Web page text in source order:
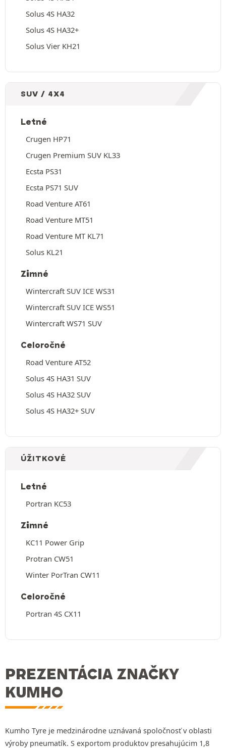
Solus 4S HA32
Solus 4S HA32+
Solus Vier KH21
SUV / 4X4
Letné
Crugen HP71
Crugen Premium SUV KL33
Ecsta PS31
Ecsta PS71 SUV
Road Venture AT61
Road Venture MT51
Road Venture MT KL71
Solus KL21
Zimné
Wintercraft SUV ICE WS31
Wintercraft SUV ICE WS51
Wintercraft WS71 SUV
Celoročné
Road Venture AT52
Solus 4S HA31 SUV
Solus 4S HA32 SUV
Solus 4S HA32+ SUV
ÚŽITKOVÉ
Letné
Portran KC53
Zimné
KC11 Power Grip
Protran CW51
Winter PorTran CW11
Celoročné
Portran 4S CX11
PREZENTÁCIA ZNAČKY
KUMHO
Kumho Tyre je medzinárodne uznávaná spoločnosť v oblasti
výroby pneumatík. S exportom produktov presahujúcim 1,8